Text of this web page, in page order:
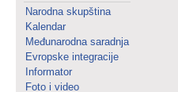
Narodna skupština
Kalendar
Međunarodna saradnja
Evropske integracije
Informator
Foto i video